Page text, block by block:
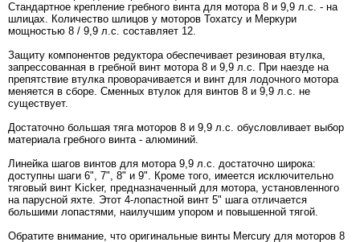
Стандартное крепление гребного винта для мотора 8 и 9,9 л.с. - на
шлицах. Количество шлицов у моторов Тохатсу и Меркури
мощностью 8 / 9,9 л.с. составляет 12.
Защиту компонентов редуктора обеспечивает резиновая втулка,
запрессованная в гребной винт мотора 8 и 9,9 л.с. При наезде на
препятствие втулка проворачивается и винт для лодочного мотора
меняется в сборе. Сменных втулок для винтов 8 и 9,9 л.с. не
существует.
Достаточно большая тяга моторов 8 и 9,9 л.с. обусловливает выбор
материала гребного винта - алюминий.
Линейка шагов винтов для мотора 9,9 л.с. достаточно широка:
доступны шаги 6", 7", 8" и 9". Кроме того, имеется исключительно
тяговый винт Kicker, предназначенный для мотора, установленного
на парусной яхте. Этот 4-лопастной винт 5" шага отличается
большими лопастями, наилучшим упором и повышенной тягой.
Обратите внимание, что оригинальные винты Mercury для моторов 8